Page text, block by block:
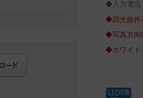
◆入力電流
◆調光操作
◆写真方向
◆ホワイト